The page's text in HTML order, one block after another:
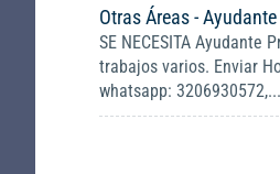
Otras Áreas - Ayudante
SE NECESITA Ayudante
trabajos varios. Enviar
whatsapp: 3206930572,...